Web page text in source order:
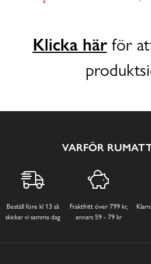
Klicka härför
VARFÖR
Beställ före kl 13 så
skickar vi samma dag
Fraktfritt över 799 kr,
annars 59 - 79 kr